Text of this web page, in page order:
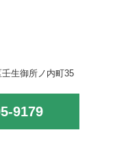
生御所ノ内町35
9179